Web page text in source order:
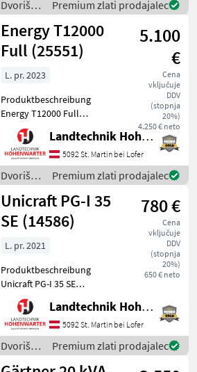
Oglejte si našo obs
Dvoriščna
mehanizacija
/
Sonstige
Premium zlati prodajalec
Energy T12000
Full (25551)
5.100
€
Cena
vključuje
DDV
(stopnja
20%)
4.250 € neto
L. pr. 2023
Produktbeschreibung
Energy T12000 Full
Stromgenerator Ich freue
mich, Ihnen im
Maschinenzentrum St.
Martin den Energy T12000
Full Stromgenerator
ausführlich vorzust
Landtechnik Hohenwarter GmbH
5092 St. Martin bei Lofer
Dvoriščna
mehanizacija
/ Energy
Premium zlati prodajalec
Unicraft PG-I 35
SE (14586)
780 €
Cena
vključuje
DDV
(stopnja
20%)
650 € neto
L. pr. 2021
Produktbeschreibung
Unicraft PG-I 35 SE
Stromgenerator Ich freue
mich, Ihnen im
Maschinenzentrum St.
Martin den Unicraft PG-I 35
SE Stromgenerator
ausführlich vorzu
Landtechnik Hohenwarter GmbH
5092 St. Martin bei Lofer
Dvoriščna
mehanizacija
Premium zlati prodajalec